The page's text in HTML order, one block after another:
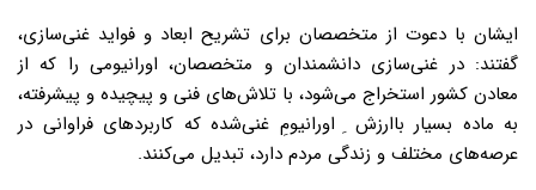
ایشان با دعوت از متخصصان برای تشریح ابعاد و فواید غنی‌سازی،
گفتند: در غنی‌سازی دانشمندان و متخصصان، اورانیومی را که از
معادن کشور استخراج می‌شود، با تلاش‌های فنی و پیچیده و پیشرفته،
به ماده بسیار باارزش ِ اورانیومِ‌ غنی‌شده که کاربردهای فراوانی در
عرصه‌های مختلف و زندگی مردم دارد، ‌تبدیل می‌کنند.